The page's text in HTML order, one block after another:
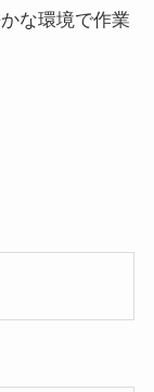
な環境で作業